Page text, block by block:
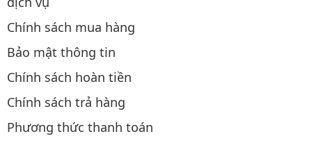
Chính sách mua hàng
Bảo mật thông tin
Chính sách hoàn tiền
Chính sách trả hàng
Phương thức thanh toán